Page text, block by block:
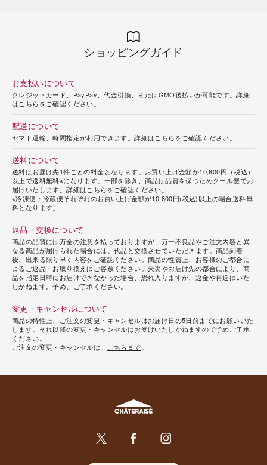
ショッピングガイド
お支払いについて
クレジットカード、PayPay、代金引換、またはGMO後払いが可能です。詳細
はこちらをご確認ください。
配送について
ヤマト運輸、時間指定が利用できます。詳細はこちらをご確認ください。
送料について
送料はお届け先1件ごとの料金となります。お買い上げ金額が10,800円（税込）
以上で送料無料※になります。一部を除き、商品は品質を保つためクール便でお
届けいたします。詳細はこちらをご確認ください。
※冷凍便・冷蔵便それぞれのお買い上げ金額が10,800円(税込)以上の場合送料無
料となります。
返品・交換について
商品の品質には万全の注意を払っておりますが、万一不良品やご注文内容と異
なる商品が届けられた場合には、代品と交換させていただきます。商品到着
後、出来る限り早く内容をご確認ください。商品の性質上、お客様のご都合に
よるご返品・お取り換えはご容赦ください。天災やお届け先の都合により、商
品を指定日時にお届けできなかった場合、恐れ入りますが、返金や再送はいた
しかねます。予め、ご了承ください。
変更・キャンセルについて
商品の特性上、ご注文の変更・キャンセルはお届け日の5日前までにお願いいた
します。それ以降の変更・キャンセルはお受けいたしかねますので予めご了承
ください。
ご注文の変更・キャンセルは、
こちらまで